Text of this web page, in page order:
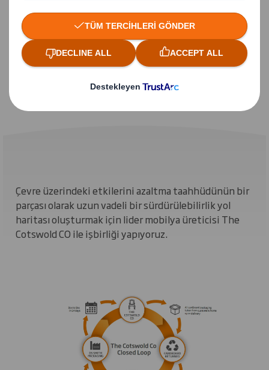
Kendin Yap
Cotswold Co, karton ambalaj üzerindeki
döngüyü kapatıyor
Çevre üzerindeki etkilerini azaltma taahhüdünün bir
parçası olarak uzun vadeli bir sürdürülebilirlik yol
haritası oluşturmak için lider mobilya üreticisi The
Cotswold CO ile işbirliği yapıyoruz.